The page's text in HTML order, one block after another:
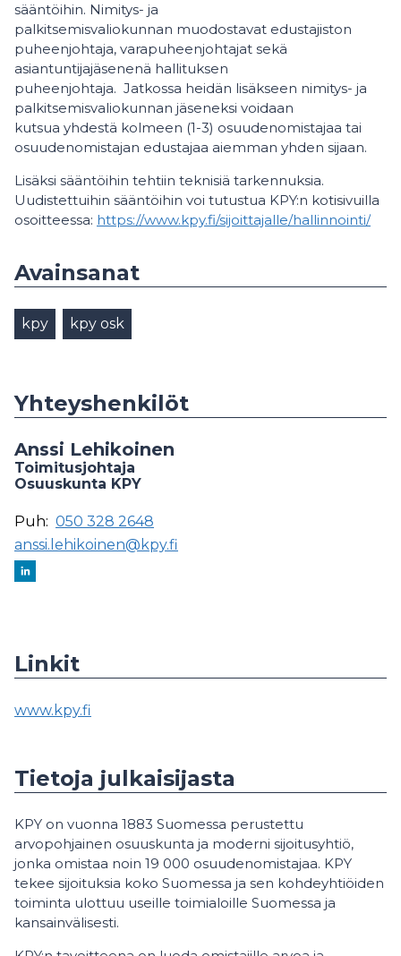
sääntöihin. Nimitys- ja
palkitsemisvaliokunnan muodostavat edustajiston
puheenjohtaja, varapuheenjohtajat sekä
asiantuntijajäsenenä hallituksen
puheenjohtaja. Jatkossa heidän lisäkseen nimitys- ja
palkitsemisvaliokunnan jäseneksi voidaan
kutsua yhdestä kolmeen (1-3) osuudenomistajaa tai
osuudenomistajan edustajaa aiemman yhden sijaan.
Lisäksi sääntöihin tehtiin teknisiä tarkennuksia.
Uudistettuihin sääntöihin voi tutustua KPY:n kotisivuilla
osoitteessa: https://www.kpy.fi/sijoittajalle/hallinnointi/
Avainsanat
kpy kpy osk
Yhteyshenkilöt
Anssi Lehikoinen
Toimitusjohtaja
Osuuskunta KPY
Puh: 050 328 2648
anssi.lehikoinen@kpy.fi
Linkit
www.kpy.fi
Tietoja julkaisijasta
KPY on vuonna 1883 Suomessa perustettu
arvopohjainen osuuskunta ja moderni sijoitusyhtiö,
jonka omistaa noin 19 000 osuudenomistajaa. KPY
tekee sijoituksia koko Suomessa ja sen kohdeyhtiöiden
toiminta ulottuu useille toimialoille Suomessa ja
kansainvälisesti.